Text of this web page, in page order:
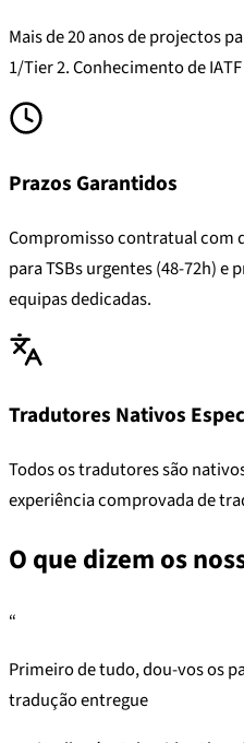
Mais de 20 anos de projectos
1/Tier 2. Conhecimento de
Prazos Garantidos
Compromisso contratual com
para TSBs urgentes (48-72h)
equipas dedicadas.
Tradutores Nativos
Todos os tradutores são
experiência comprovada de
O que dizem os
“
Primeiro de tudo, dou-vos os
tradução entregue